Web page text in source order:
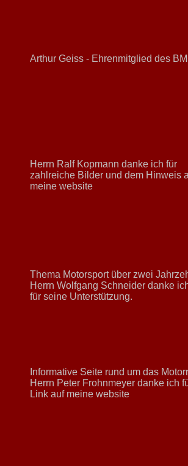
Arthur Geiss - Ehrenmitglied des
Herrn Ralf Kopmann danke ich für
zahlreiche Bilder und dem Hinweis
meine website
Thema Motorsport über zwei
Herrn Wolfgang Schneider danke
für seine Unterstützung.
Informative Seite rund um das
Herrn Peter Frohnmeyer danke ich
Link auf meine website